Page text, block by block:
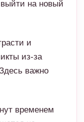
важно
временем
на
жильё,
гармонию и